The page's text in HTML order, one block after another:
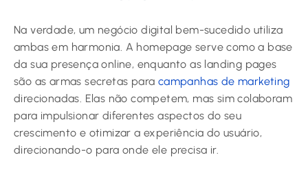
Na verdade, um negócio digital bem-sucedido utiliza
ambas em harmonia. A homepage serve como a base
da sua presença online, enquanto as landing pages
são as armas secretas para campanhas de marketing
direcionadas. Elas não competem, mas sim colaboram
para impulsionar diferentes aspectos do seu
crescimento e otimizar a experiência do usuário,
direcionando-o para onde ele precisa ir.